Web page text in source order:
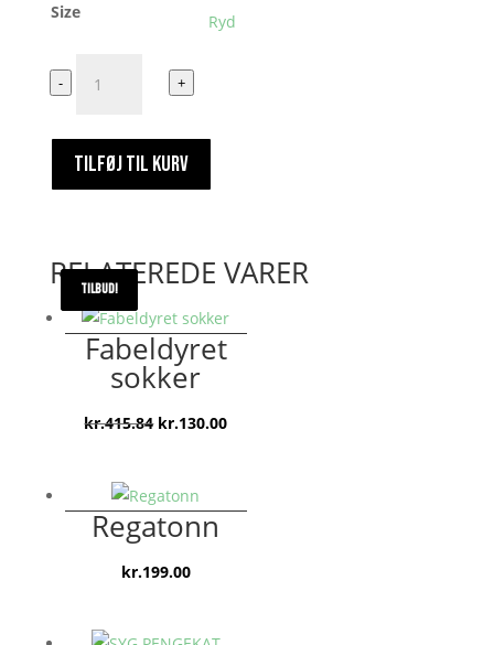
Size Ryd
Emil
Oscar
Print
antal
- +
TILFØJ TIL KURV
RELATEREDE VARER
TILBUD!
Fabeldyret
sokker
kr.415.84 Den
var:
kr.415.84.
kr.130.00Den
er:
Regatonn
kr.199.00
TILBUD!